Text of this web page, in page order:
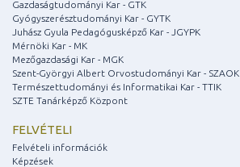
Gazdaságtudományi Kar - GTK
Gyógyszerésztudományi Kar - GYTK
Juhász Gyula Pedagógusképző Kar - JGYPK
Mérnöki Kar - MK
Mezőgazdasági Kar - MGK
Szent-Györgyi Albert Orvostudományi Kar - SZAOK
Természettudományi és Informatikai Kar - TTIK
SZTE Tanárképző Központ
FELVÉTELI
Felvételi információk
Képzések